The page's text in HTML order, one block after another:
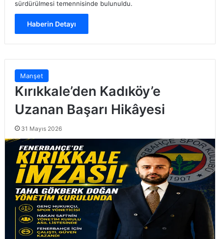
sürdürülmesi temennisinde bulunuldu.
Haberin Detayı
Manşet
Kırıkkale’den Kadıköy’e
Uzanan Başarı Hikâyesi
31 Mayıs 2026